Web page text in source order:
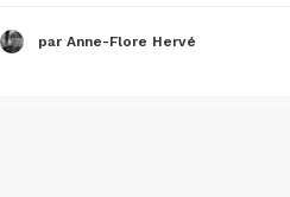
par Anne-Flore Hervé